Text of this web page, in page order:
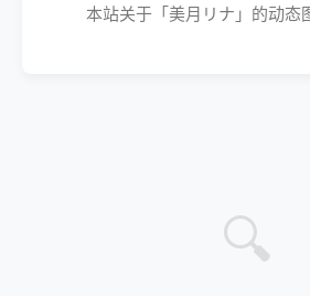
本站关于「美月リナ」的动态
🔍